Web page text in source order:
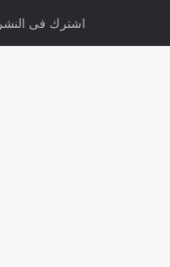
اشترك فى